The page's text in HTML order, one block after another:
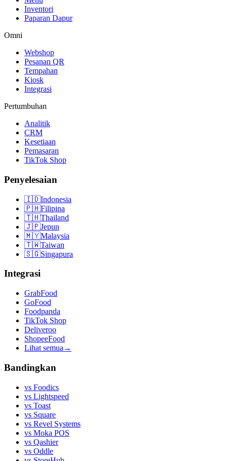
Inventori
Paparan Dapur
Omni
Webshop
Pesanan QR
Tempahan
Kiosk
Integrasi
Pertumbuhan
Analitik
CRM
Kesetiaan
Pemasaran
TikTok Shop
Penyelesaian
🇮🇩Indonesia
🇵🇭Filipina
🇹🇭Thailand
🇯🇵Jepun
🇲🇾Malaysia
🇹🇼Taiwan
🇸🇬Singapura
Integrasi
GrabFood
GoFood
Foodpanda
TikTok Shop
Deliveroo
ShopeeFood
Lihat semua →
Bandingkan
vs Foodics
vs Lightspeed
vs Toast
vs Square
vs Revel Systems
vs Moka POS
vs Qashier
vs Oddle